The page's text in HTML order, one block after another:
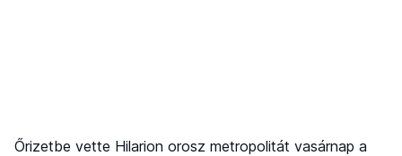
Őrizetbe vette Hilarion orosz metropolitát vasárnap a